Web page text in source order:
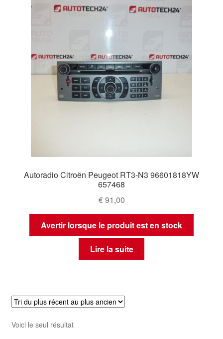
Autoradio Citroën Peugeot RT3-N3 96601818YW
657468
€91,00
Avertir lorsque le produit est en stock
Lire la suite
Voici le seul résultat